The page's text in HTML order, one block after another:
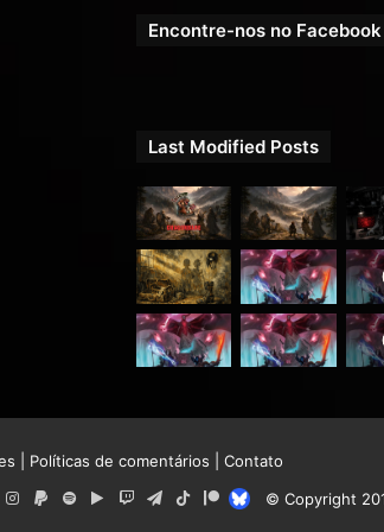
Encontre-nos no Facebook
Last Modified Posts
Políticas de comentários
Contato
© Copyright
Instagram
PaypalSpotifyGoogleTwitchTelegram
TikTokPatreonBluesky